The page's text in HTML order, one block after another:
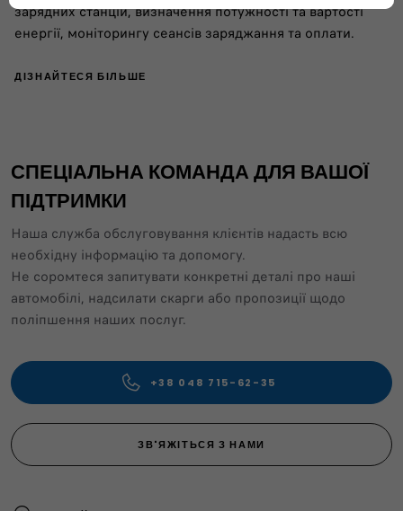
зарядних станцій, визначення потужності та вартості
енергії, моніторингу сеансів заряджання та оплати.
ДІЗНАЙТЕСЯ БІЛЬШЕ
СПЕЦІАЛЬНА КОМАНДА ДЛЯ ВАШОЇ
ПІДТРИМКИ
Наша служба обслуговування клієнтів надасть всю
необхідну інформацію та допомогу.
Не соромтеся запитувати конкретні деталі про наші
автомобілі, надсилати скарги або пропозиції щодо
поліпшення наших послуг.
+38 048 715-62-35
ЗВ'ЯЖІТЬСЯ З НАМИ